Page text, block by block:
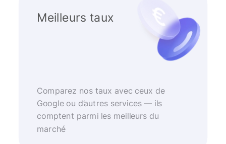
Meilleurs taux
Comparez nos taux avec ceux de
Google ou d’autres services — ils
comptent parmi les meilleurs du
marché